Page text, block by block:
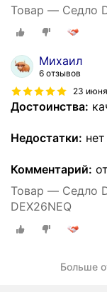
Товар — Седло
Михаил
6 отзывов
23
Достоинства:
Недостатки: нет
Комментарий:
Товар — Седло
DEX26NEQ
Больше